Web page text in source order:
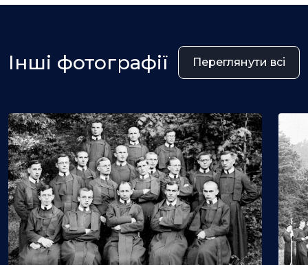
Інші фотографії Переглянути всі